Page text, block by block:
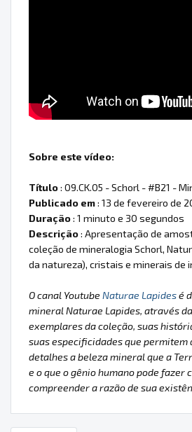
Sobre este vídeo:
Título: 09.CK.05 - Schorl - #B21 -
Publicado em: 13 de fevereiro de
Duração: 1 minuto e 30 segundos
Descrição: Apresentação de
coleção de mineralogia Schorl,
da natureza), cristais e minerais de
O canal Youtube Naturae Lapidesé
mineral Naturae Lapides, através
exemplares da coleção, suas
suas especificidades que permitem
detalhes a beleza mineral que a
e o que o gênio humano pode fazer
compreender a razão de sua